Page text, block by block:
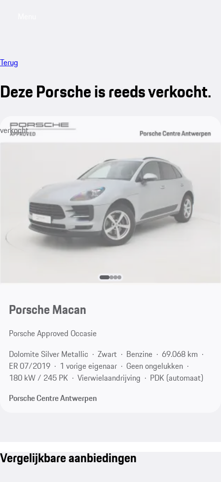
Terug
Deze Porsche is reeds verkocht.
verkocht
Porsche Macan
Porsche Approved Occasie
Dolomite Silver Metallic
Zwart Benzine
69.068 km
ER 07/2019
1 vorige eigenaar
Geen ongelukken
180 kW / 245 PK
Vierwielaandrijving
PDK (automaat)
Porsche Centre Antwerpen
Vergelijkbare aanbiedingen